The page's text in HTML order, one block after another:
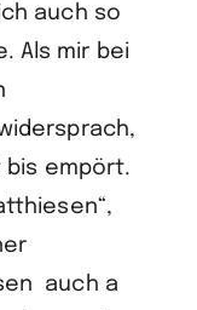
auch so
Als mir bei
empört.
auch a